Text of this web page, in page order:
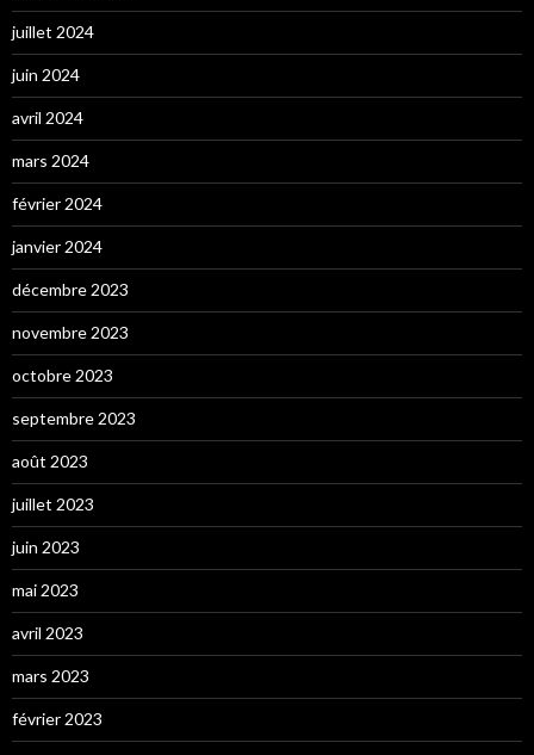
juillet 2024
juin 2024
avril 2024
mars 2024
février 2024
janvier 2024
décembre 2023
novembre 2023
octobre 2023
septembre 2023
août 2023
juillet 2023
juin 2023
mai 2023
avril 2023
mars 2023
février 2023